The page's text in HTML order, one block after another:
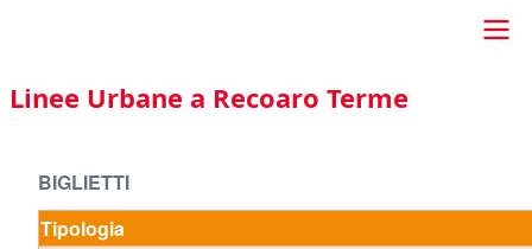
Main
navigation
Linee Urbane a Recoaro Terme
BIGLIETTI
Tipologia